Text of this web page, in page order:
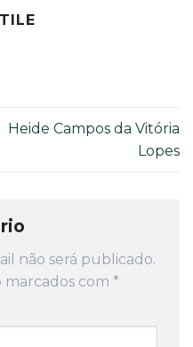
Heide Campos da Vitória
Lopes
não será publicado.
marcados com *